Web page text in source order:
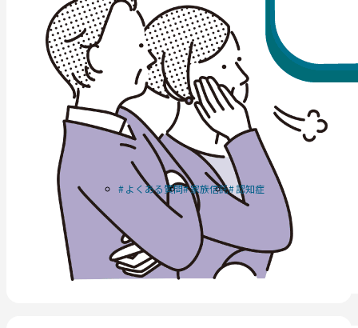
よくある質問 家族信託 認知症